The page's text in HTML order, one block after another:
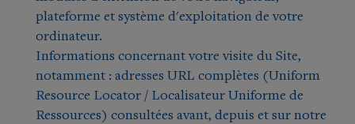
plateforme et système d'exploitation de votre
ordinateur.
Informations concernant votre visite du Site,
notamment : adresses URL complètes (Uniform
Resource Locator / Localisateur Uniforme de
Ressources) consultées avant, depuis et sur notre